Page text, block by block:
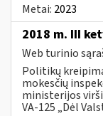
Metai: 2023
2018 m. III
Web turinio
Politikų
mokesčių
ministerijos
VA-125 „Dėl